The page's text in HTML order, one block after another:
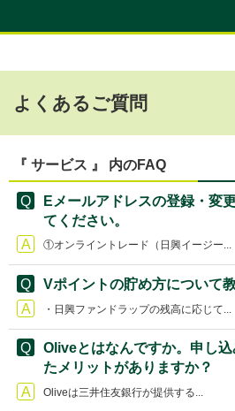
よくあるご質問
『 サービス 』 内のFAQ
Eメールアドレスの登録・変
てください。
①オンライントレード（日興イージー...
Vポイントの貯め方について
・日興ファンドラップの残高に応じて...
Oliveとはなんですか。申し
たメリットがありますか？
Oliveは三井住友銀行が提供する...